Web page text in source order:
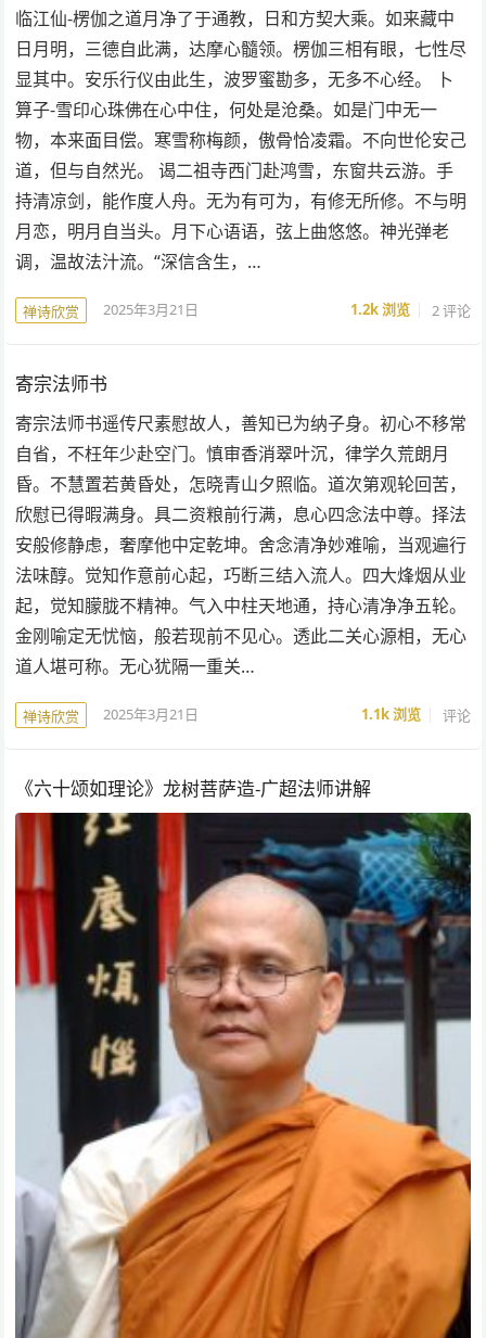
临江仙-楞伽之道月净了于通教，日和方契大乘。如来藏中
日月明，三德自此满，达摩心髓领。楞伽三相有眼，七性尽
显其中。安乐行仪由此生，波罗蜜勘多，无多不心经。 卜
算子-雪印心珠佛在心中住，何处是沧桑。如是门中无一
物，本来面目偿。寒雪称梅颜，傲骨恰凌霜。不向世伦安己
道，但与自然光。 谒二祖寺西门赴鸿雪，东窗共云游。手
持清凉剑，能作度人舟。无为有可为，有修无所修。不与明
月恋，明月自当头。月下心语语，弦上曲悠悠。神光弹老
调，温故法汁流。“深信含生，…
禅诗欣赏 2025年3月21日 1.2k浏览 2 评论
寄宗法师书
寄宗法师书遥传尺素慰故人，善知已为纳子身。初心不移常
自省，不枉年少赴空门。慎审香消翠叶沉，律学久荒朗月
昏。不慧置若黄昏处，怎晓青山夕照临。道次第观轮回苦，
欣慰已得暇满身。具二资粮前行满，息心四念法中尊。择法
安般修静虑，奢摩他中定乾坤。舍念清净妙难喻，当观遍行
法味醇。觉知作意前心起，巧断三结入流人。四大烽烟从业
起，觉知朦胧不精神。气入中柱天地通，持心清净净五轮。
金刚喻定无忧恼，般若现前不见心。透此二关心源相，无心
道人堪可称。无心犹隔一重关…
禅诗欣赏 2025年3月21日 1.1k浏览 评论
《六十颂如理论》龙树菩萨造-广超法师讲解